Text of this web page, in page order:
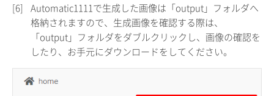
[6]
Automatic1111で生成した画像は「output」フォルダへ
格納されますので、生成画像を確認する際は、
「output」フォルダをダブルクリックし、画像の確認を
したり、お手元にダウンロードをしてください。